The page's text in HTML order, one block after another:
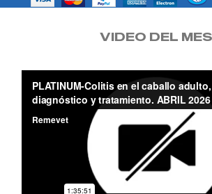
VIDEO DEL MES